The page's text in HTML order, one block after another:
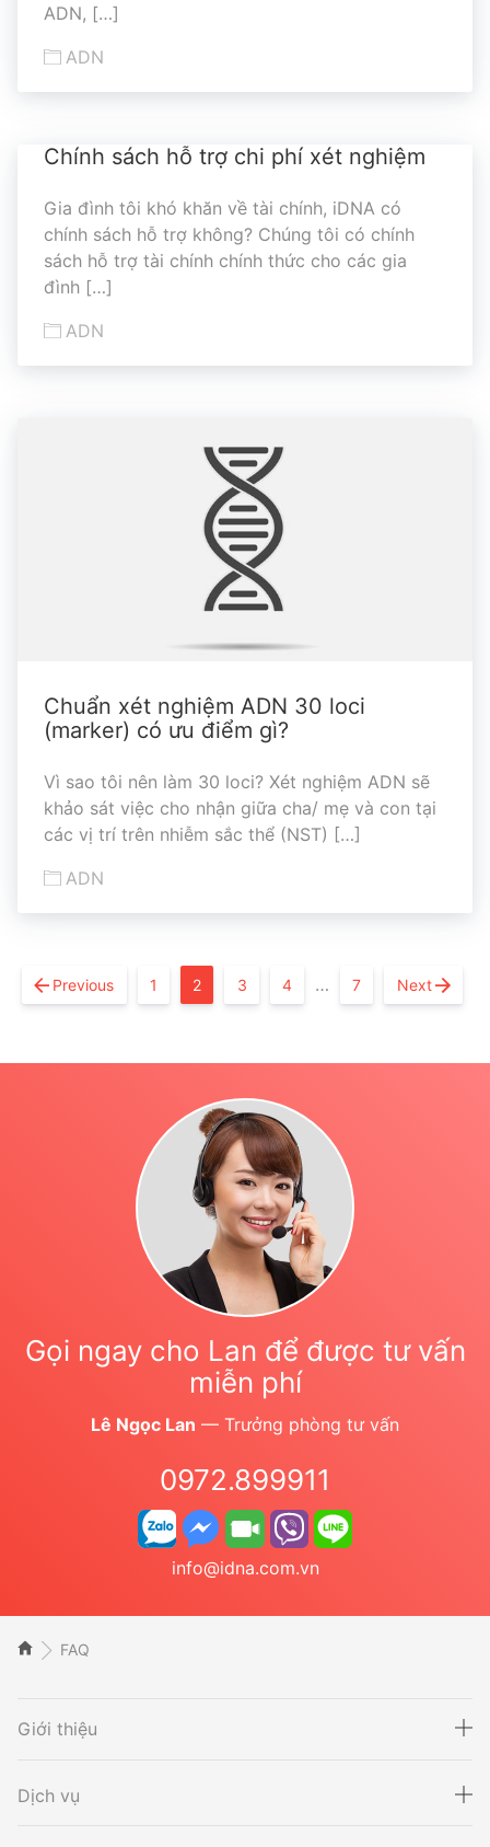
ADN, […]
ADN
Chính sách hỗ trợ chi phí xét nghiệm
Gia đình tôi khó khăn về tài chính, iDNA có
chính sách hỗ trợ không? Chúng tôi có chính
sách hỗ trợ tài chính chính thức cho các gia
đình […]
ADN
Chuẩn xét nghiệm ADN 30 loci
(marker) có ưu điểm gì?
Vì sao tôi nên làm 30 loci? Xét nghiệm ADN sẽ
khảo sát việc cho nhận giữa cha/ mẹ và con tại
các vị trí trên nhiễm sắc thể (NST) […]
ADN
Previous 1 2 3 4 … 7 Next
Gọi ngay cho Lan để được tư vấn
miễn phí
Lê Ngọc Lan — Trưởng phòng tư vấn
0972.899911
info@idna.com.vn
FAQ
Giới thiệu
Dịch vụ